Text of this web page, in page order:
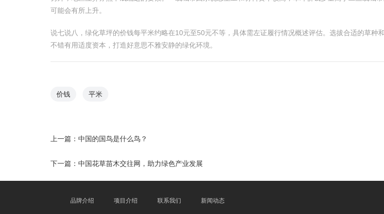
可能会有所上升。
说七说八，绿化草坪的价钱每平米约略在10元至50元不等，具体需左证履行情况概述评估。选拔合适的草种
不错有用适度资本，打造好意思不雅安静的绿化环境。
价钱 平米
上一篇： 中国的国鸟是什么鸟？
下一篇： 中国花草苗木交往网，助力绿色产业发展
品牌介绍 项目介绍 联系我们 新闻动态